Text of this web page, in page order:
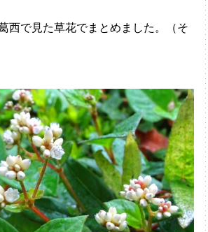
西で見た草花でまとめました。（そ